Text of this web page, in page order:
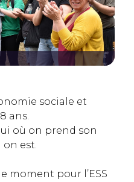
sociale et
ans.
où on prend son
on est.
moment pour l’ESS